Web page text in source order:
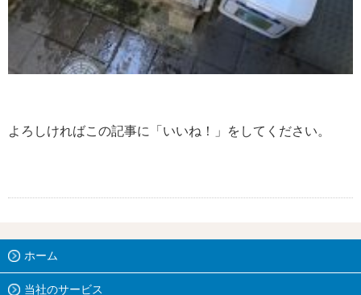
よろしければこの記事に「いいね！」をしてください。
ホーム
当社のサービス